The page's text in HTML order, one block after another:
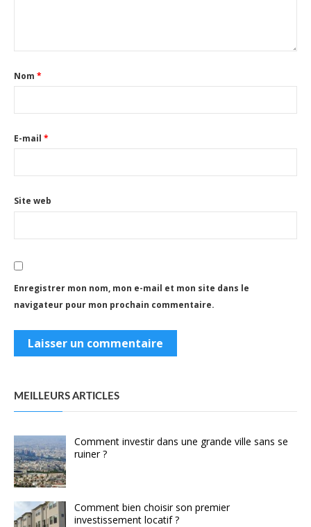
Nom *
E-mail *
Site web
Enregistrer mon nom, mon e-mail et mon site dans le
navigateur pour mon prochain commentaire.
MEILLEURS ARTICLES
Comment investir dans une grande ville sans se
ruiner ?
Comment bien choisir son premier
investissement locatif ?